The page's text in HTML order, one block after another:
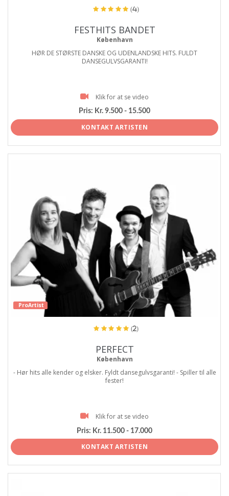
(4)
FESTHITS BANDET
København
HØR DE STØRSTE DANSKE OG UDENLANDSKE HITS. FULDT
DANSEGULVSGARANTI!
Klik for at se video
Pris: Kr. 9.500 - 15.500
KONTAKT ARTISTEN
ProArtist
(2)
PERFECT
København
- Hør hits alle kender og elsker. Fyldt dansegulvsgaranti! - Spiller til alle
fester!
Klik for at se video
Pris: Kr. 11.500 - 17.000
KONTAKT ARTISTEN